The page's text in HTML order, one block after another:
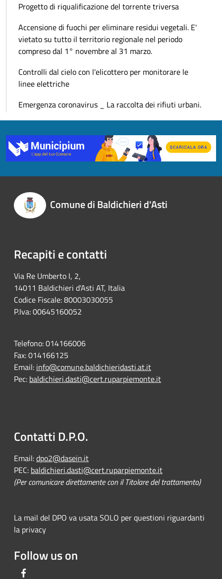
Progetto di riqualificazione del torrente triversa
Accensione di fuochi per eliminare residui vegetali. E'
vietato su tutto il territorio regionale nel periodo
compreso dal 1° novembre al 31 marzo.
Controlli dal cielo con l'elicottero per monitorare le
linee elettriche
Emergenza coronavirus _ La raccolta dei rifiuti urbani.
Comune di Baldichieri d'Asti
Recapiti e contatti
Via Re Umberto I, 2,
14011 Baldichieri d'Asti AT, Italia
Codice Fiscale: 80003030055
P.Iva: 00645160052
Telefono:014166006
Fax:014166125
Email: info@comune.baldichieridasti.at.it
Pec: baldichieri.dasti@cert.ruparpiemonte.it
Contatti D.P.O.
Email:dpo2@dasein.it
PEC: baldichieri.dasti@cert.ruparpiemonte.it
(Per comunicare direttamente con il Titolare del trattamento)
La mail del DPO va usata SOLO per questioni riguardanti
la privacy
Follow us on